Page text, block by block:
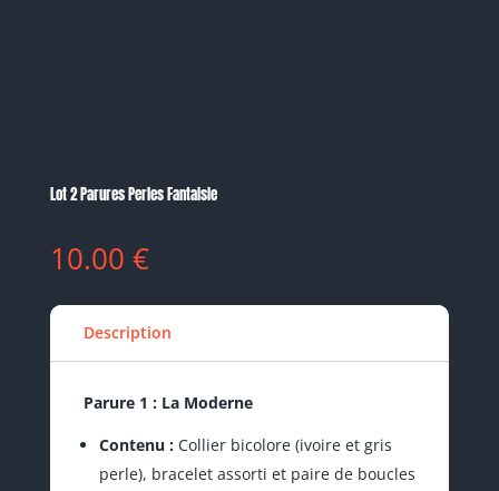
Lot 2 Parures Perles Fantaisie
10.00 €
Description
Parure 1 : La Moderne
Contenu :Collier bicolore (ivoire et gris
perle), bracelet assorti et paire de boucles